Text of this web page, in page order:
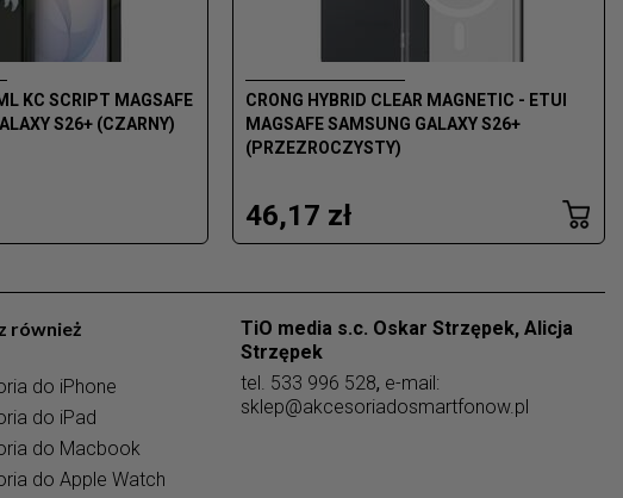
KC SCRIPT MAGSAFE
S26+ (CZARNY)
CRONG HYBRID CLEAR MAGNETIC - ETUI
MAGSAFE SAMSUNG GALAXY S26+
(PRZEZROCZYSTY)
46,17 zł
również
do iPhone
do iPad
do Macbook
do Apple Watch
TiO media s.c. Oskar Strzępek, Alicja
Strzępek
tel. 533 996 528, e-mail:
sklep@akcesoriadosmartfonow.pl